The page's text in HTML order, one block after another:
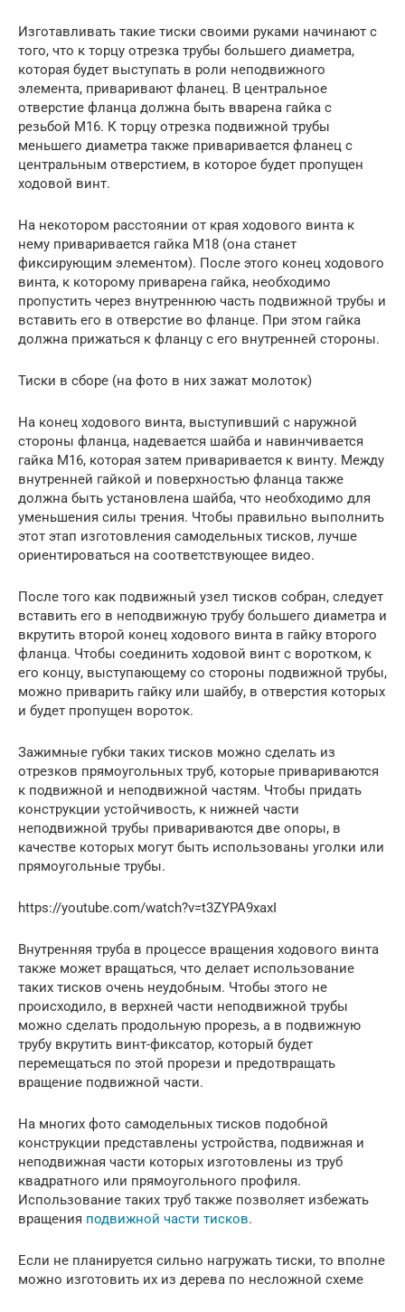
Изготавливать такие тиски своими руками начинают с
того, что к торцу отрезка трубы большего диаметра,
которая будет выступать в роли неподвижного
элемента, приваривают фланец. В центральное
отверстие фланца должна быть вварена гайка с
резьбой М16. К торцу отрезка подвижной трубы
меньшего диаметра также приваривается фланец с
центральным отверстием, в которое будет пропущен
ходовой винт.
На некотором расстоянии от края ходового винта к
нему приваривается гайка М18 (она станет
фиксирующим элементом). После этого конец ходового
винта, к которому приварена гайка, необходимо
пропустить через внутреннюю часть подвижной трубы и
вставить его в отверстие во фланце. При этом гайка
должна прижаться к фланцу с его внутренней стороны.
Тиски в сборе (на фото в них зажат молоток)
На конец ходового винта, выступивший с наружной
стороны фланца, надевается шайба и навинчивается
гайка М16, которая затем приваривается к винту. Между
внутренней гайкой и поверхностью фланца также
должна быть установлена шайба, что необходимо для
уменьшения силы трения. Чтобы правильно выполнить
этот этап изготовления самодельных тисков, лучше
ориентироваться на соответствующее видео.
После того как подвижный узел тисков собран, следует
вставить его в неподвижную трубу большего диаметра и
вкрутить второй конец ходового винта в гайку второго
фланца. Чтобы соединить ходовой винт с воротком, к
его концу, выступающему со стороны подвижной трубы,
можно приварить гайку или шайбу, в отверстия которых
и будет пропущен вороток.
Зажимные губки таких тисков можно сделать из
отрезков прямоугольных труб, которые привариваются
к подвижной и неподвижной частям. Чтобы придать
конструкции устойчивость, к нижней части
неподвижной трубы привариваются две опоры, в
качестве которых могут быть использованы уголки или
прямоугольные трубы.
https://youtube.com/watch?v=t3ZYPA9xaxI
Внутренняя труба в процессе вращения ходового винта
также может вращаться, что делает использование
таких тисков очень неудобным. Чтобы этого не
происходило, в верхней части неподвижной трубы
можно сделать продольную прорезь, а в подвижную
трубу вкрутить винт-фиксатор, который будет
перемещаться по этой прорези и предотвращать
вращение подвижной части.
На многих фото самодельных тисков подобной
конструкции представлены устройства, подвижная и
неподвижная части которых изготовлены из труб
квадратного или прямоугольного профиля.
Использование таких труб также позволяет избежать
вращения подвижной части тисков.
Если не планируется сильно нагружать тиски, то вполне
можно изготовить их из дерева по несложной схеме